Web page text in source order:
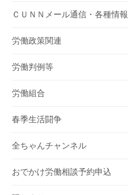
ＣＵＮＮメール通信・各種情報
労働政策関連
労働判例等
労働組合
春季生活闘争
全ちゃんチャンネル
おでかけ労働相談予約申込